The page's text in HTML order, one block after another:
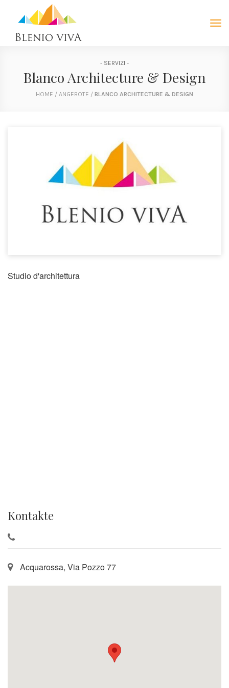
- SERVIZI -
Blanco Architecture & Design
HOME / ANGEBOTE / BLANCO ARCHITECTURE & DESIGN
Studio d'architettura
Kontakte
Acquarossa, Via Pozzo 77